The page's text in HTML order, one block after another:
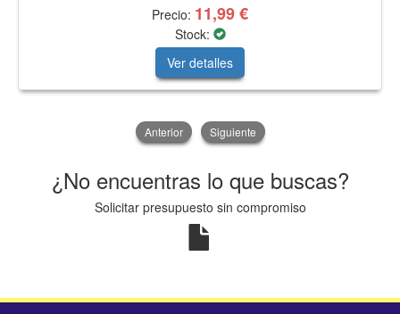
Precio: 11,99 €
Stock:
Ver detalles
Anterior Siguiente
¿No encuentras lo que buscas?
Solicitar presupuesto sin compromiso